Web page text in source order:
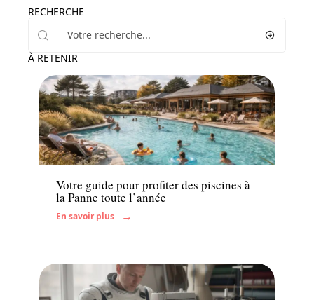
RECHERCHE
À RETENIR
Famille
Votre guide pour profiter des piscines à
la Panne toute l’année
En savoir plus